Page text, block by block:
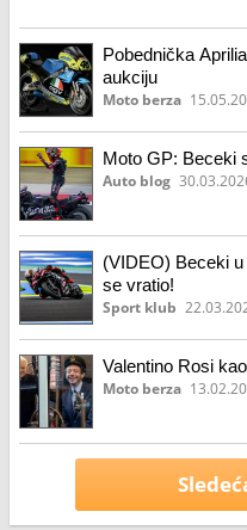
Pobednička
aukciju
Moto berza
Moto GP: Beceki
Auto blog
(VIDEO) Beceki
se vratio!
Sport klub
Valentino Rosi
Moto berza